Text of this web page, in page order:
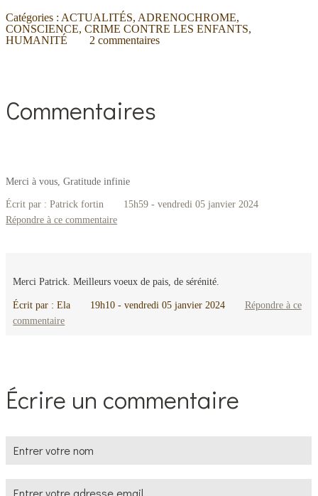
Catégories : ACTUALITÉS, ADRENOCHROME,
CONSCIENCE,CRIME CONTRE LES ENFANTS,
HUMANITÉ
2 commentaires
Commentaires
Merci à vous, Gratitude infinie
Écrit par :Patrick fortin 15h59- vendredi 05 janvier 2024
Répondre à ce commentaire
Merci Patrick. Meilleurs voeux de pais, de sérénité.
Écrit par :Ela 19h10- vendredi 05 janvier 2024
Répondre à ce
commentaire
Écrire un commentaire